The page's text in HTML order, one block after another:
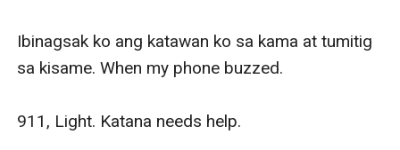
Ibinagsak ko ang katawan ko sa kama at tumitig
sa kisame. When my phone buzzed.
911, Light. Katana needs help.